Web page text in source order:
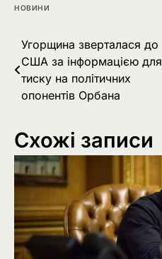
НОВИНИ
Навігація
записів
Угорщина зверталася до
США за інформацією для
тиску на політичних
опонентів Орбана
Схожі записи